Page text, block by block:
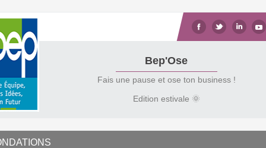
Bep'Ose
Fais une pause et ose ton business !
Edition estivale 🌞